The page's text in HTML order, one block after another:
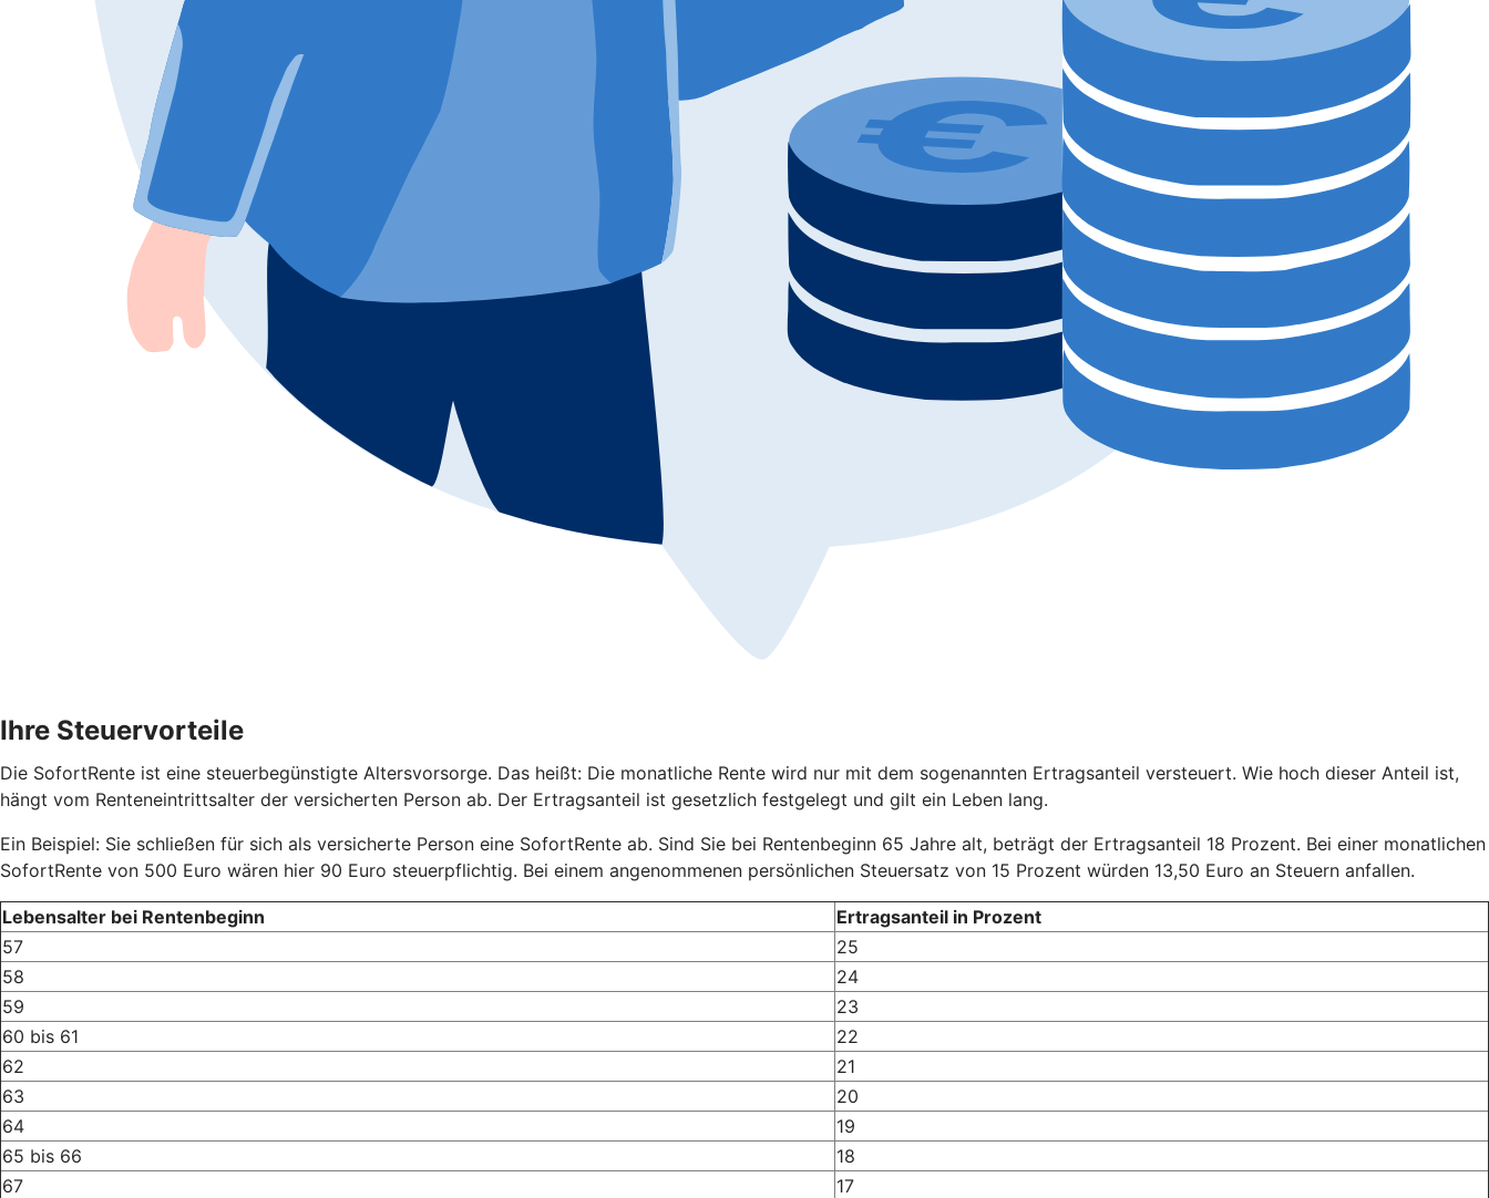
Ihre Steuervorteile
Die SofortRente ist eine steuerbegünstigte Altersvorsorge. Das heißt: Die monatliche Rente wird nur mit dem sogenannten Ertragsanteil versteuert. Wie hoch dieser Anteil ist,
hängt vom Renteneintrittsalter der versicherten Person ab. Der Ertragsanteil ist gesetzlich festgelegt und gilt ein Leben lang.
Ein Beispiel: Sie schließen für sich als versicherte Person eine SofortRente ab. Sind Sie bei Rentenbeginn 65 Jahre alt, beträgt der Ertragsanteil 18 Prozent. Bei einer monatlichen
SofortRente von 500 Euro wären hier 90 Euro steuerpflichtig. Bei einem angenommenen persönlichen Steuersatz von 15 Prozent würden 13,50 Euro an Steuern anfallen.
Lebensalter bei Rentenbeginn
Ertragsanteil in Prozent
57
25
58
24
59
23
60 bis 61
22
62
21
63
20
64
19
65 bis 66
18
67
17